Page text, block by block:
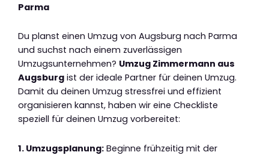
Parma
Du planst einen Umzug von Augsburg nach Parma
und suchst nach einem zuverlässigen
Umzugsunternehmen? Umzug Zimmermann aus
Augsburg ist der ideale Partner für deinen Umzug.
Damit du deinen Umzug stressfrei und effizient
organisieren kannst, haben wir eine Checkliste
speziell für deinen Umzug vorbereitet:
1. Umzugsplanung: Beginne frühzeitig mit der